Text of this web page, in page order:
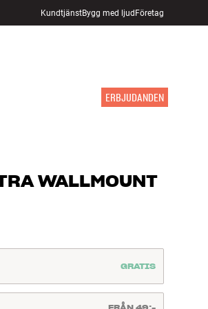
KundtjänstBygg med ljudFöretag
ERBJUDANDEN
WALLMOUNT
GRATIS